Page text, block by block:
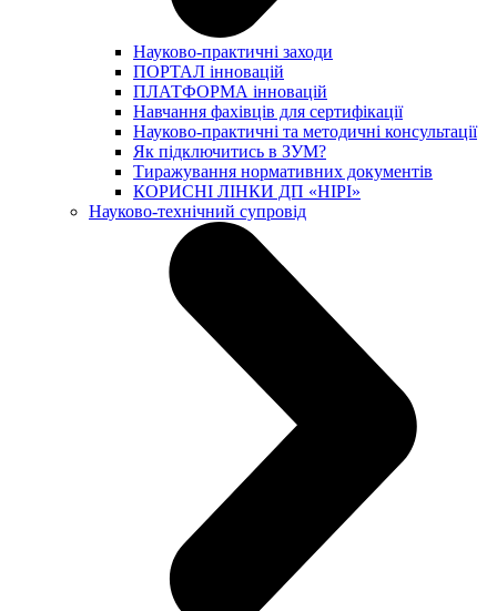
Науково-практичні заходи
ПОРТАЛ інновацій
ПЛАТФОРМА інновацій
Навчання фахівців для сертифікації
Науково-практичні та методичні консультації
Як підключитись в ЗУМ?
Тиражування нормативних документів
КОРИСНІ ЛІНКИ ДП «НІРІ»
Науково-технічний супровід